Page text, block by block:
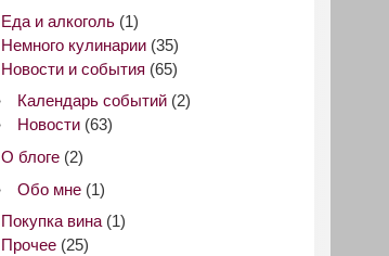
Еда и алкоголь (1)
Немного кулинарии (35)
Новости и события (65)
Календарь событий (2)
Новости (63)
О блоге (2)
Обо мне (1)
Покупка вина (1)
Прочее (25)